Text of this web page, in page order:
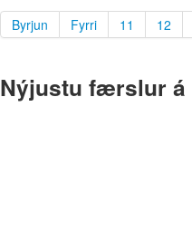
Byrjun Fyrri 11 12
Nýjustu færslur á